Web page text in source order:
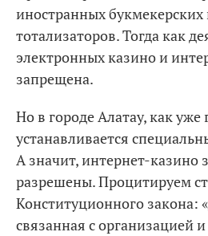
иностранных букмекерских
тотализаторов. Тогда как
электронных казино и
запрещена.
Но в городе Алатау, как уже
устанавливается
А значит, интернет-казино
разрешены. Процитируем
Конституционного закона:
связанная с организацией